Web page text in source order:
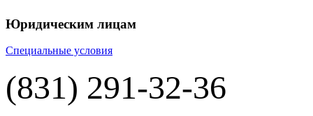
Юридическим лицам
Специальные условия
(831) 291-32-36